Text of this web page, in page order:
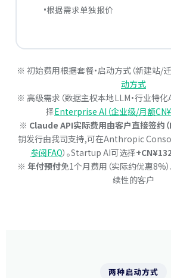
根据需求单独报价
※ 初始费用根据套餐·启动方式（新建站/
动方式
※ 高级需求（数据主权本地LLM·行业特化
择Enterprise AI（企业级/月额
※ Claude API实际费用由客户直接签约（
钥发行由我司支持,可在Anthropic
参阅FAQ）。Startup AI可选择
※ 年付预付免1个月费用（实际约优惠8%
续性的客户
两种启动方式